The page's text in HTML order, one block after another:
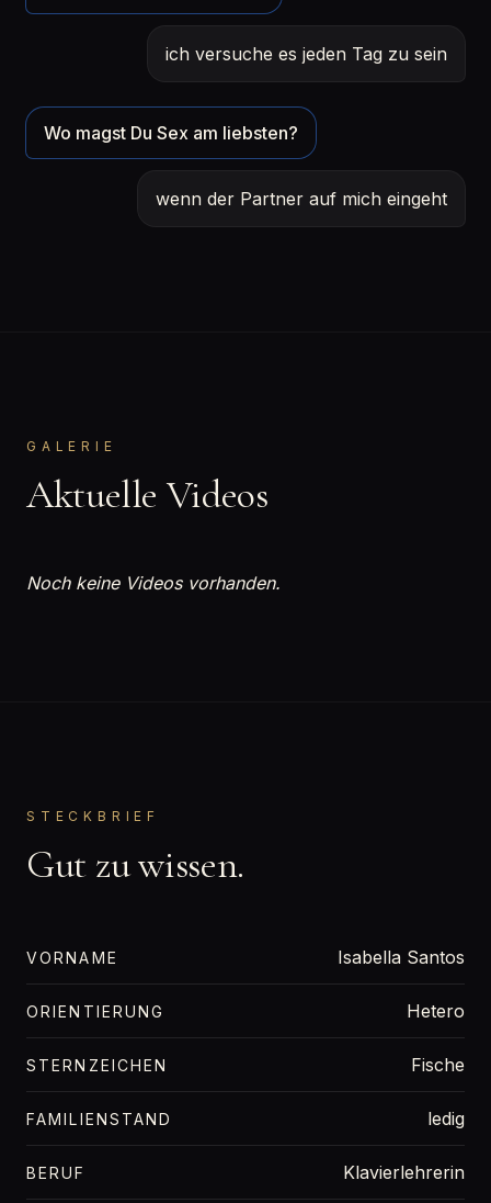
ich versuche es jeden Tag zu sein
Wo magst Du Sex am liebsten?
wenn der Partner auf mich eingeht
GALERIE
Aktuelle Videos
Noch keine Videos vorhanden.
STECKBRIEF
Gut zu wissen.
VORNAME Isabella Santos
ORIENTIERUNG Hetero
STERNZEICHEN Fische
FAMILIENSTAND ledig
BERUF Klavierlehrerin